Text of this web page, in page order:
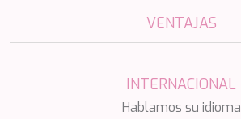
VENTAJAS
INTERNACIONAL
Hablamos su idioma